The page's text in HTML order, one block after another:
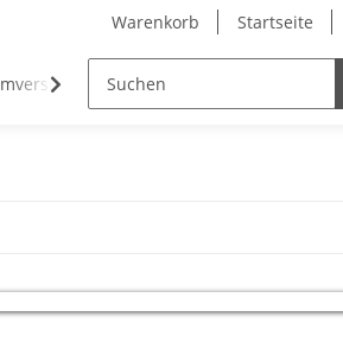
Warenkorb Startseite
Bauelemente